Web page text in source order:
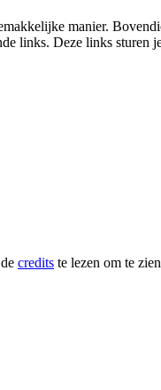
manier.
links. Deze links sturen
credits te lezen om te